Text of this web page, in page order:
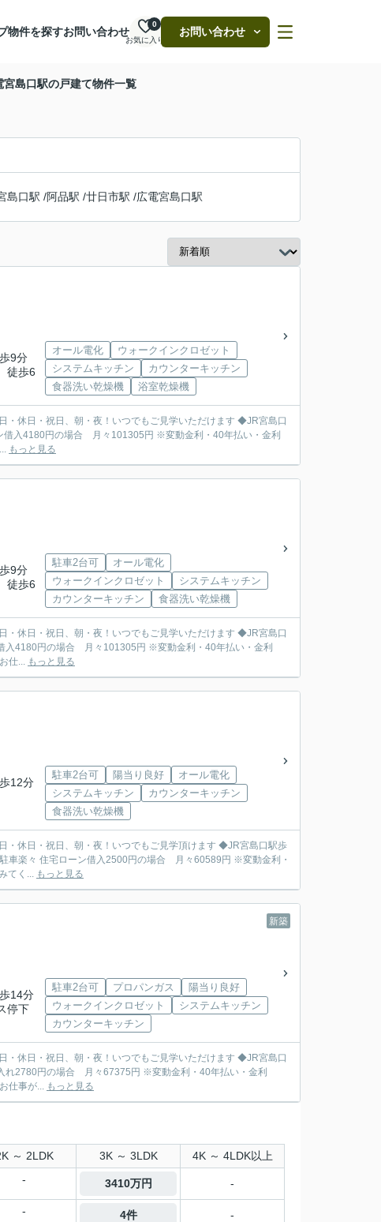
物件を探すお問い合わせ
お気に入り
0
お問い合わせ
宮島口駅の戸建て物件一覧
島口駅 /阿品駅 /廿日市駅 /広電宮島口駅
9分
徒歩6
オール電化
ウォークインクロゼット
システムキッチン
カウンターキッチン
食器洗い乾燥機
浴室乾燥機
べてみてください ◎... もっと見る
9分
徒歩6
駐車2台可
オール電化
ウォークインクロゼット
システムキッチン
カウンターキッチン
食器洗い乾燥機
場合 現在の家賃+駐車場代と比べてみてください ◎お仕... もっと見る
12分
駐車2台可 陽当り良好
オール電化
システムキッチン
カウンターキッチン
食器洗い乾燥機
変動金利・
てく... もっと見る
新築
14分
停下
駐車2台可 プロパンガス
陽当り良好
ウォークインクロゼット
システムキッチン
カウンターキッチン
い無しの場合 現在の家賃+駐車場代と比べてみてください ◎お仕事が... もっと見る
～ 2LDK 3K ～ 3LDK 4K ～ 4LDK以上
- 3410万円 -
- 4件 -